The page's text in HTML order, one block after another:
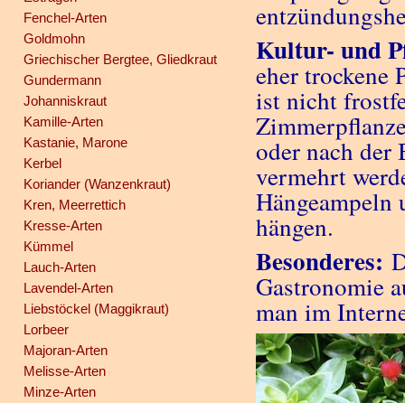
Fenchel-Arten
Goldmohn
Griechischer Bergtee, Gliedkraut
Gundermann
Johanniskraut
Kamille-Arten
Kastanie, Marone
Kerbel
Koriander (Wanzenkraut)
Kren, Meerrettich
Kresse-Arten
Kümmel
Lauch-Arten
Lavendel-Arten
Liebstöckel (Maggikraut)
Lorbeer
Majoran-Arten
Melisse-Arten
Minze-Arten
Kultur- und
eher trockene
ist nicht
oder nach
vermehrt
Hängeampeln
hängen.
Besonderes:
Gastronomie
man im